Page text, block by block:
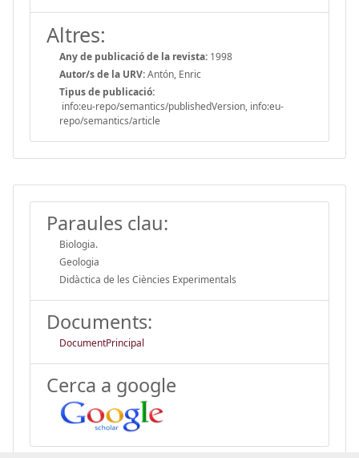
Altres:
Any de publicació de la revista: 1998
Autor/s de la URV:Antón, Enric
Tipus de publicació:
info:eu-repo/semantics/publishedVersion, info:eu-
repo/semantics/article
Paraules clau:
Biologia.
Geologia
Didàctica de les Ciències Experimentals
Documents:
DocumentPrincipal
Cerca a google